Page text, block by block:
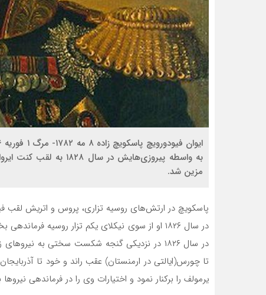
مزین شد.
پاسکویچ در ارتش‌های روسیه تزاری، پروس و اتریش لقب
در سال ۱۸۲۶ او از سوی نیکلای یکم تزار روسیه
در سال ۱۸۲۶ در نزدیکی گنجه شکست سختی به
یرمولف را برکنار نمود و اختیارات وی را در فرماندهی